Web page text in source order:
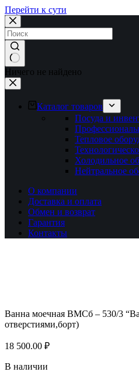
Перейти к сути
Ничего не найдено
Каталог товаров
Посуда и
Тепловое
Холодильное
Нейтральное
О компании
Доставка и оплата
Обмен и возврат
Гарантия
Контакты
Ванна моечная ВМСб – 530/3
отверстиями,борт)
18 500.00 ₽
В наличии